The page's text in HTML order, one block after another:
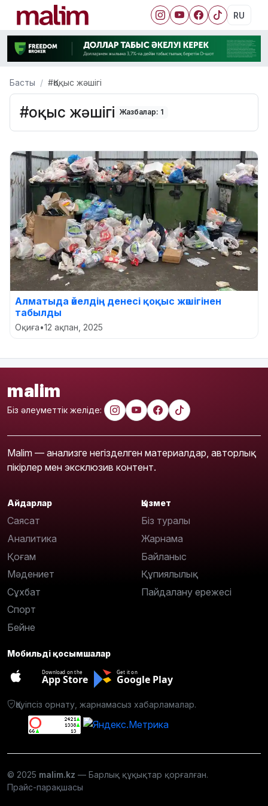
RU
Басты #Қоқыс жәшігі
#Қоқыс жәшігі Жазбалар: 1
Алматыда әйелдің денесі қоқыс жәшігінен
табылды
Оқиға•12 ақпан, 2025
malim
Біз әлеуметтік желіде:
Malim — анализге негізделген материалдар, авторлық
пікірлер мен эксклюзив контент.
Айдарлар
Саясат
Аналитика
Қоғам
Мәдениет
Сұхбат
Спорт
Бейне
Қызмет
Біз туралы
Жарнама
Байланыс
Құпиялылық
Пайдалану ережесі
Мобильді қосымшалар
Download on the
App Store
Get it on
Google Play
Қауіпсіз орнату, жарнамасыз хабарламалар.
© 2025 malim.kz — Барлық құқықтар қорғалған.
Прайс-парақшасы